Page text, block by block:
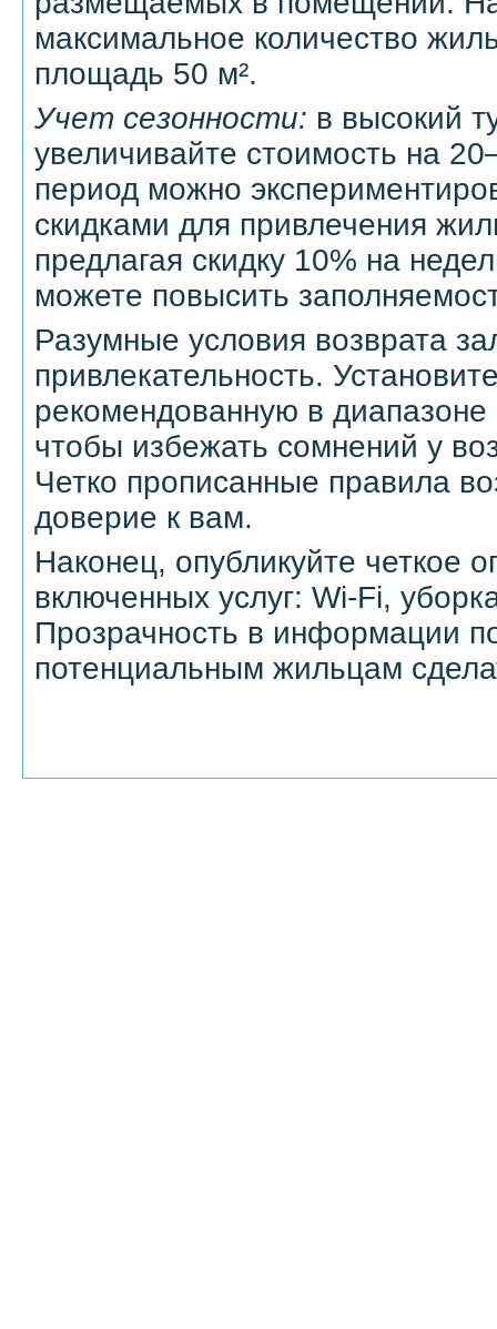
максимальное количество
площадь 50 м².
Учет сезонности: в высокий
увеличивайте стоимость на
период можно
скидками для привлечения
предлагая скидку 10% на
можете повысить
Разумные условия возврата
привлекательность.
рекомендованную в
чтобы избежать сомнений у
Четко прописанные правила
доверие к вам.
Наконец, опубликуйте четкое
включенных услуг: Wi-Fi,
Прозрачность в информации
потенциальным жильцам